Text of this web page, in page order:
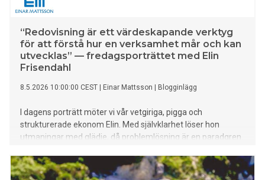
“Redovisning är ett värdeskapande verktyg
för att förstå hur en verksamhet mår och kan
utvecklas” — fredagsporträttet med Elin
Frisendahl
8.5.2026 10:00:00 CEST Einar Mattsson Blogginlägg
I dagens porträtt möter vi vår vetgiriga, pigga och
strukturerade ekonom Elin. Med självklarhet löser hon
utmaningar med glädje, då problemlösning är en paradgren.
utvecklas i koncernen framöver. Elin kopplar bäst av i
naturen, springer och njuter gärna av solvarma klippor. Lär